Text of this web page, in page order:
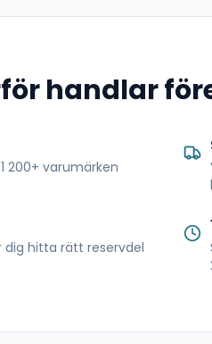
handlar
200+ varumärken
dig hitta rätt reservdel